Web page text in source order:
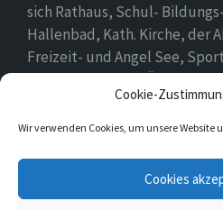
Cookie-
Wir verwenden Cookies, um unsere Website
Cookies
sich Rathaus, Schul-
Hallenbad, Kath. Kirche, der
Freizeit- und Angel See,
vieles mehr. Einen Überblick
unserer Webseite..